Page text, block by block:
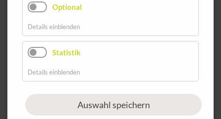
Optional
Details einblenden
Statistik
Details einblenden
Auswahl speichern